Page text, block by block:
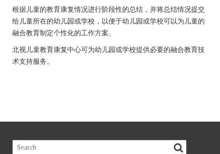
根据儿童的教育康复情况进行阶段性的总结，并将总结情况提交
给儿童所在的幼儿园或学校，以便于幼儿园或学校可以为儿童的
融合教育制定个性化的工作方案。
北视儿童教育康复中心可为幼儿园或学校提供必要的融合教育技
术支持服务。